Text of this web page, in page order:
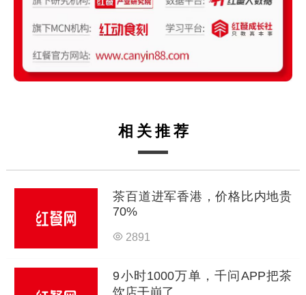
相关推荐
茶百道进军香港，价格比内地贵
70%
2891
9小时1000万单，千问APP把茶